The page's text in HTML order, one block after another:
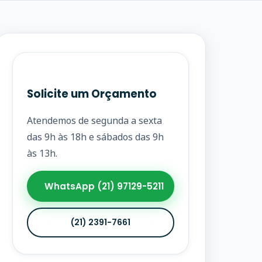
Solicite um Orçamento
Atendemos de segunda a sexta
das 9h às 18h e sábados das 9h
às 13h.
WhatsApp (21) 97129-5211
(21) 2391-7661